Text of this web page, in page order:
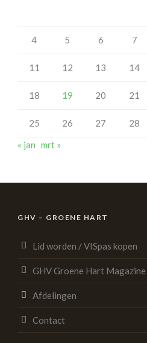
4 5 6 7
11 12 13 14
18 19 20 21
25 26 27
28
« jan mrt »
GHV – GROENE HART
Lid worden / VISpas kopen
GHV Groene Hart Magazine
Afdelingen
Contact